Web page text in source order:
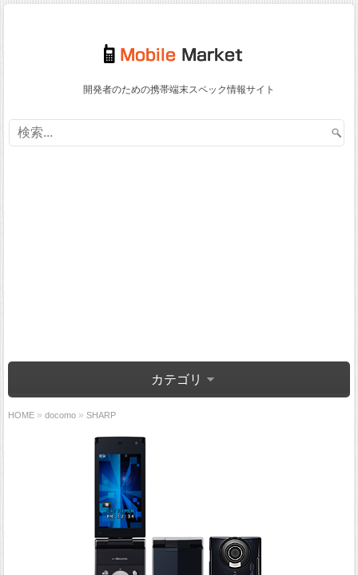
開発者のための携帯端末スペック情報サイト
カテゴリ
HOME » docomo » SHARP